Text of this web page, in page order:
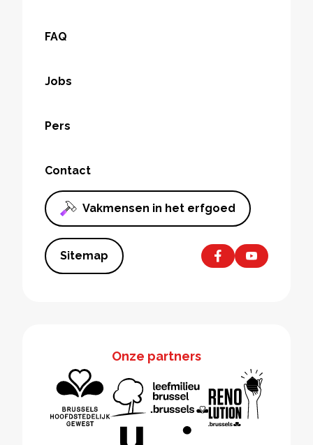
FAQ
Jobs
Pers
Contact
Vakmensen in het erfgoed
Sitemap
Onze partners